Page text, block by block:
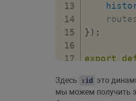
} ) ;
export
Здесь :id это
мы можем получить